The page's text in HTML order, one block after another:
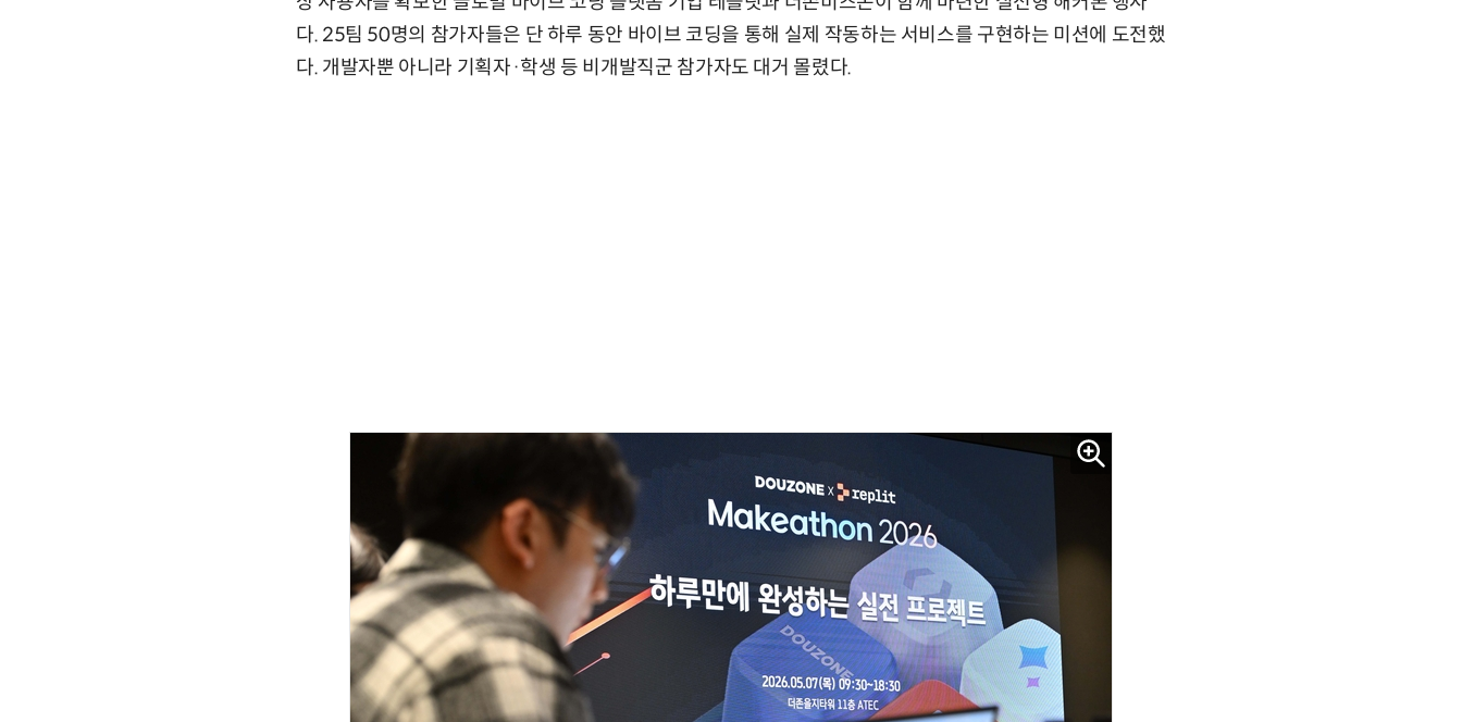
다. 25팀 50명의 참가자들은 단 하루 동안 바이브 코딩을 통해 실제 작동하는 서비스를 구현하는 미션에 도전했
다. 개발자뿐 아니라 기획자·학생 등 비개발직군 참가자도 대거 몰렸다.